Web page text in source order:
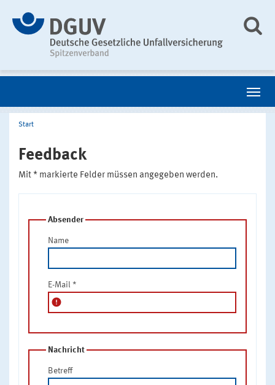
Start
Feedback
Mit * markierte Felder müssen angegeben werden.
Absender
Name
E-Mail *
error
Nachricht
Betreff